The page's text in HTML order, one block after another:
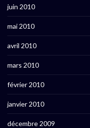
juin 2010
mai 2010
avril 2010
mars 2010
février 2010
janvier 2010
décembre 2009